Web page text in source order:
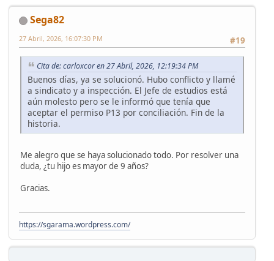
Sega82
#19
27 Abril, 2026, 16:07:30 PM
Cita de: carloxcor en 27 Abril, 2026, 12:19:34 PM
Buenos días, ya se solucionó. Hubo conflicto y llamé
a sindicato y a inspección. El Jefe de estudios está
aún molesto pero se le informó que tenía que
aceptar el permiso P13 por conciliación. Fin de la
historia.
Me alegro que se haya solucionado todo. Por resolver una
duda, ¿tu hijo es mayor de 9 años?
Gracias.
https://sgarama.wordpress.com/